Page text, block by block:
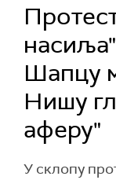
Шапцу
Нишу
аферу"
У склопу